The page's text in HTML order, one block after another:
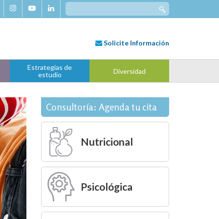
Search
for:
Solicite Información
Estrategias de
estudio
Diversidad
Consultoría: Agenda tu cita
Nutricional
Psicológica